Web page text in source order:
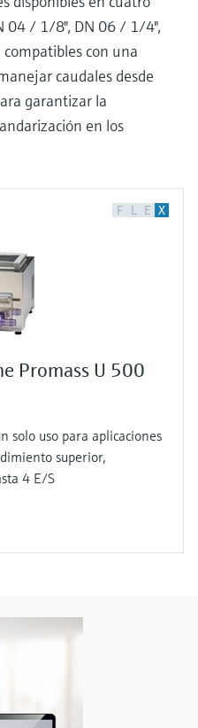
04 / 1/8", DN 06 / 1/4",
con una
caudales desde
garantizar la
en los
F L E X
Promass U 500
solo uso para aplicaciones
superior,
4 E/S